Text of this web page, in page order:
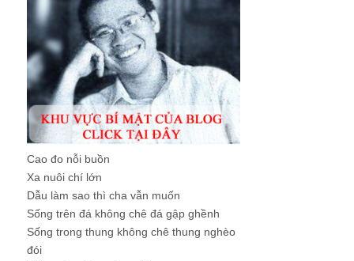
Cao đo nỗi buồn
Xa nuôi chí lớn
Dẫu làm sao thì cha vẫn muốn
Sống trên đá không chê đá gập ghềnh
Sống trong thung không chê thung nghèo
đói